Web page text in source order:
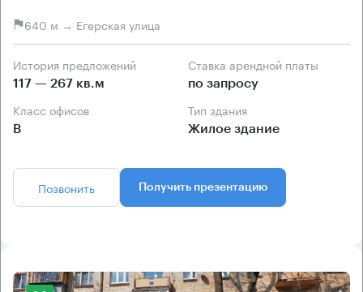
640 м → Егерская улица
История предложений
117 — 267 кв.м
Ставка арендной платы
по запросу
Класс офисов
B
Тип здания
Жилое здание
Позвонить Получить презентацию